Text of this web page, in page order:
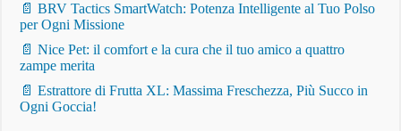
📄 BRV Tactics SmartWatch: Potenza Intelligente al Tuo Polso
per Ogni Missione
📄 Nice Pet: il comfort e la cura che il tuo amico a quattro
zampe merita
📄 Estrattore di Frutta XL: Massima Freschezza, Più Succo in
Ogni Goccia!